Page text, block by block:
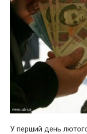
У перший день лютого